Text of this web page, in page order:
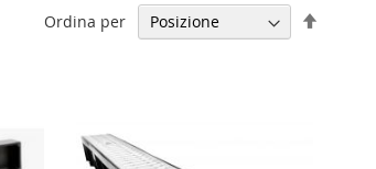
Ordina per